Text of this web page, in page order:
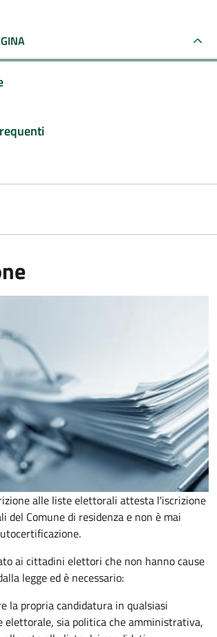
alle liste elettorali attesta l'iscrizione
del Comune di residenza e non è mai
ai cittadini elettori che non hanno cause
legge ed è necessario:
la propria candidatura in qualsiasi
elettorale, sia politica che amministrativa,